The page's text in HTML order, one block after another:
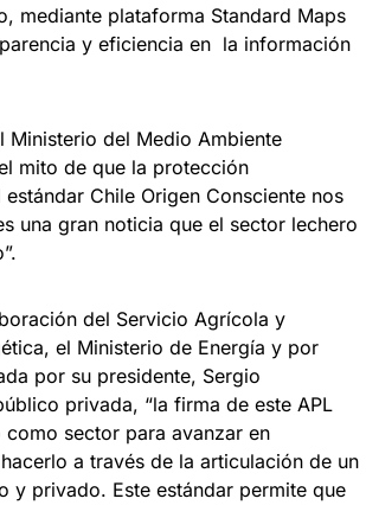
mediante plataforma Standard Maps
y eficiencia en la información
Ministerio del Medio Ambiente
mito de que la protección
Chile Origen Consciente nos
una gran noticia que el sector lechero
del Servicio Agrícola y
el Ministerio de Energía y por
por su presidente, Sergio
privada, “la firma de este APL
sector para avanzar en
a través de la articulación de un
privado. Este estándar permite que